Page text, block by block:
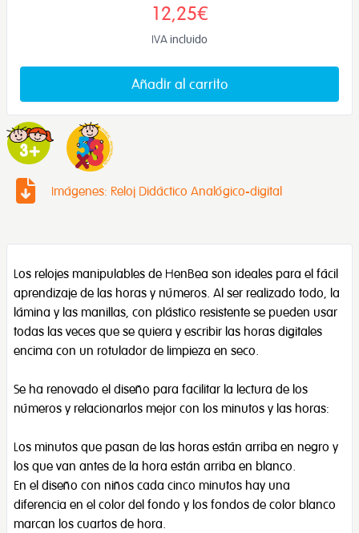
12,25€
IVA incluido
Añadir al carrito
Imágenes: Reloj Didáctico Analógico-digital
Los relojes manipulables de HenBea son ideales para el fácil
aprendizaje de las horas y números. Al ser realizado todo, la
lámina y las manillas, con plástico resistente se pueden usar
todas las veces que se quiera y escribir las horas digitales
encima con un rotulador de limpieza en seco.
Se ha renovado el diseño para facilitar la lectura de los
números y relacionarlos mejor con los minutos y las horas:
Los minutos que pasan de las horas están arriba en negro y
los que van antes de la hora están arriba en blanco.
En el diseño con niños cada cinco minutos hay una
diferencia en el color del fondo y los fondos de color blanco
marcan los cuartos de hora.